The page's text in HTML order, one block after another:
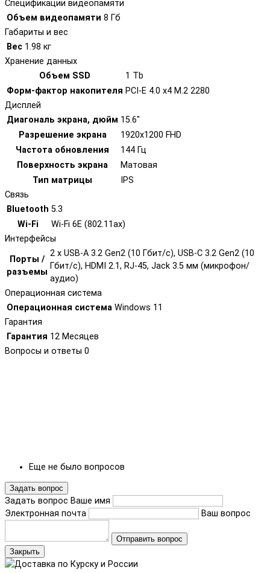
Спецификации видеопамяти
Объем видеопамяти 8 Гб
Габариты и вес
Вес 1.98 кг
Хранение данных
Объем SSD
1 Tb
Форм-фактор накопителя PCI-E 4.0 x4 M.2 2280
Дисплей
Диагональ экрана, дюйм 15.6"
Разрешение экрана
1920x1200 FHD
Частота обновления
144 Гц
Поверхность экрана
Матовая
Тип матрицы
IPS
Связь
Bluetooth 5.3
Wi-Fi
Wi-Fi 6E (802.11ax)
Интерфейсы
Порты /
разъемы
2 x USB-A 3.2 Gen2 (10 Гбит/с), USB-C 3.2 Gen2 (10
Гбит/с), HDMI 2.1, RJ-45, Jack 3.5 мм (микрофон/
аудио)
Операционная система
Операционная система Windows 11
Гарантия
Гарантия 12 Месяцев
Вопросы и ответы 0
Еще не было вопросов
Задать вопрос
Задать вопрос Ваше имя
Электронная почта
Ваш вопрос
Отправить вопрос
Закрыть